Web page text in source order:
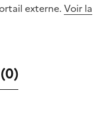
externe. Voir la
(0)